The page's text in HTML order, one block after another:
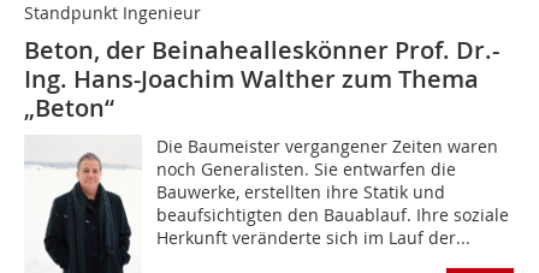
Standpunkt Ingenieur
Beton, der Beinahealles­könner Prof. Dr.-
Ing. Hans-Joachim Walther zum Thema
„Beton“
Die Baumeister vergangener Zeiten waren
noch Generalisten. Sie entwarfen die
Bauwerke, erstellten ihre Statik und
beaufsichtigten den Bauablauf. Ihre soziale
Herkunft veränderte sich im Lauf der...